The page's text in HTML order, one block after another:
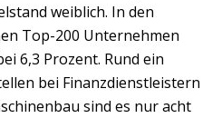
weiblich. In den
Top-200 Unternehmen
6,3 Prozent. Rund ein
bei Finanzdienstleistern
sind es nur acht